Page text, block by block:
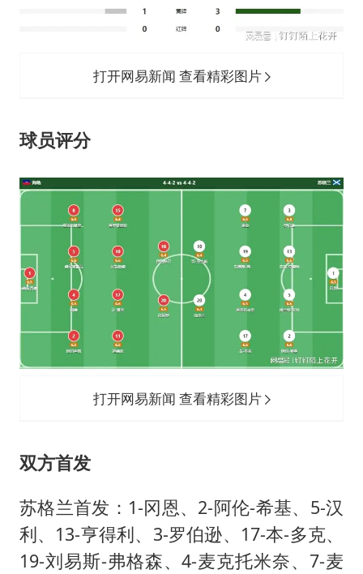
打开网易新闻 查看精彩图片
球员评分
打开网易新闻 查看精彩图片
双方首发
苏格兰首发：1-冈恩、2-阿伦-希基、5-汉
利、13-亨得利、3-罗伯逊、17-本-多克、
19-刘易斯-弗格森、4-麦克托米奈、7-麦